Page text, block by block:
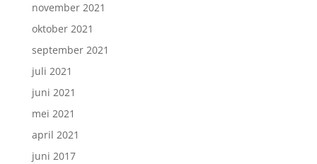
november 2021
oktober 2021
september 2021
juli 2021
juni 2021
mei 2021
april 2021
juni 2017